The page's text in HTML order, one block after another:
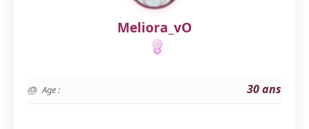
Meliora_vO
Age : 30 ans